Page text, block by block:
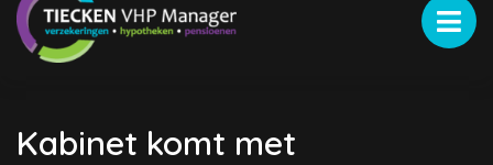
Kabinet komt met